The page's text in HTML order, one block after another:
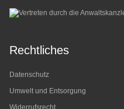
Rechtliches
Datenschutz
Umwelt und Entsorgung